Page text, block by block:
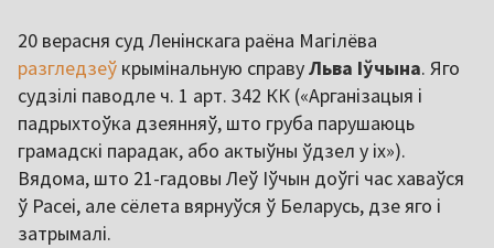
20 верасня суд Ленінскага раёна Магілёва
разгледзеў крымінальную справуЛьва Іўчына. Яго
судзілі паводле ч. 1 арт. 342 КК («Арганізацыя і
падрыхтоўка дзеянняў, што груба парушаюць
грамадскі парадак, або актыўны ўдзел у іх»).
Вядома, што 21-гадовы Леў Іўчын доўгі час хаваўся
ў Расеі, але сёлета вярнуўся ў Беларусь, дзе яго і
затрымалі.